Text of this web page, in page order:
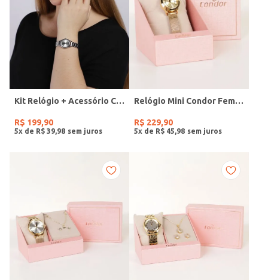
Kit Relógio + Acessório Condor Feminino PRATA
R$ 199,90
5x de R$ 39 98
Relógio Mini Condor Feminino DOURADO
R$ 229,90
5x de R$ 45 98